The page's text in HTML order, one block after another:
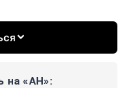
на «АН»: